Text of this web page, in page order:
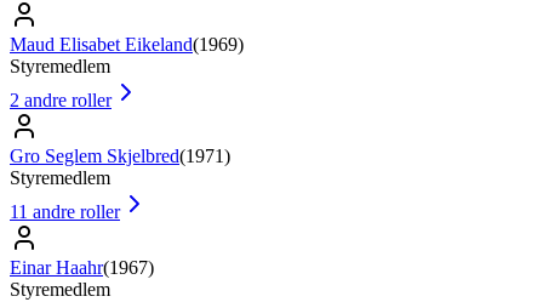
Maud Elisabet Eikeland(1969)
Styremedlem
2 andre roller
Gro Seglem Skjelbred(1971)
Styremedlem
11 andre roller
Einar Haahr(1967)
Styremedlem